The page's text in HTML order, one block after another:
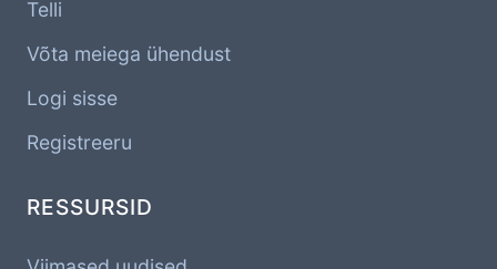
Telli
Võta meiega ühendust
Logi sisse
Registreeru
RESSURSID